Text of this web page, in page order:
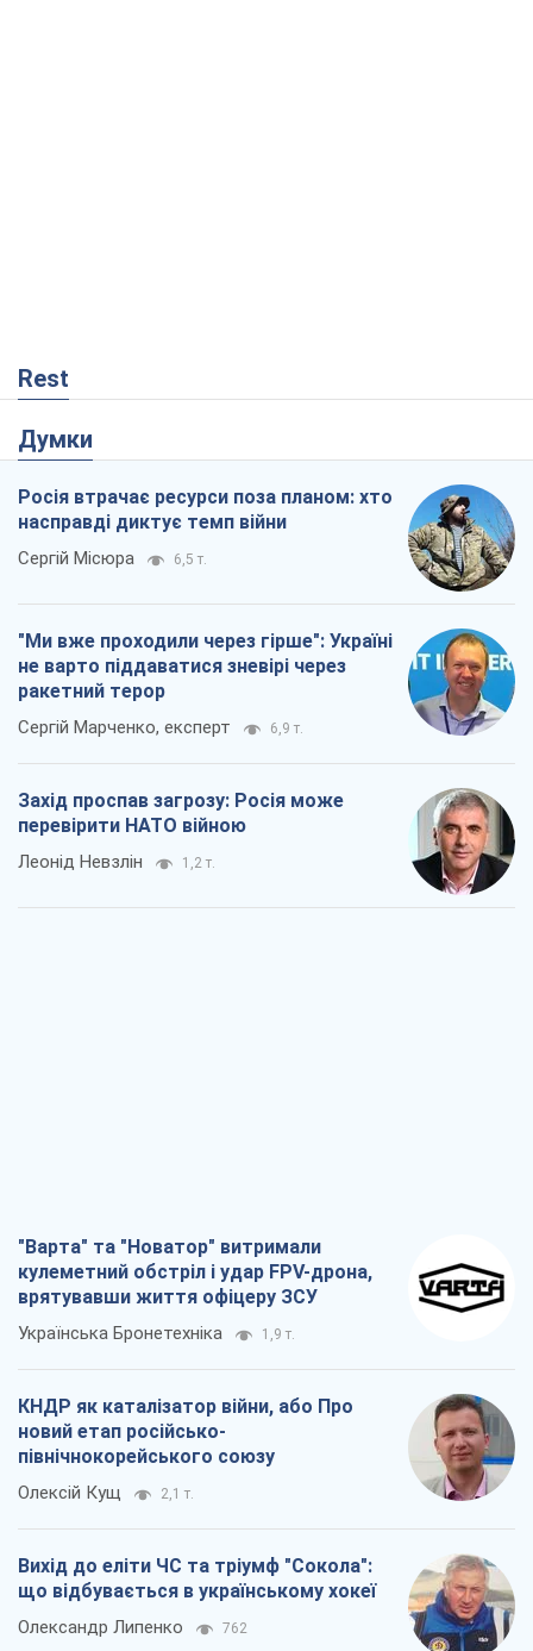
Rest
Думки
Росія втрачає ресурси поза планом: хто
насправді диктує темп війни
Сергій Місюра 6,5 т.
"Ми вже проходили через гірше": Україні
не варто піддаватися зневірі через
ракетний терор
Сергій Марченко, експерт 6,9 т.
Захід проспав загрозу: Росія може
перевірити НАТО війною
Леонід Невзлін 1,2 т.
"Варта" та "Новатор" витримали
кулеметний обстріл і удар FPV-дрона,
врятувавши життя офіцеру ЗСУ
Українська Бронетехніка 1,9 т.
КНДР як каталізатор війни, або Про
новий етап російсько-
північнокорейського союзу
Олексій Кущ 2,1 т.
Вихід до еліти ЧС та тріумф "Сокола":
що відбувається в українському хокеї
Олександр Липенко 762